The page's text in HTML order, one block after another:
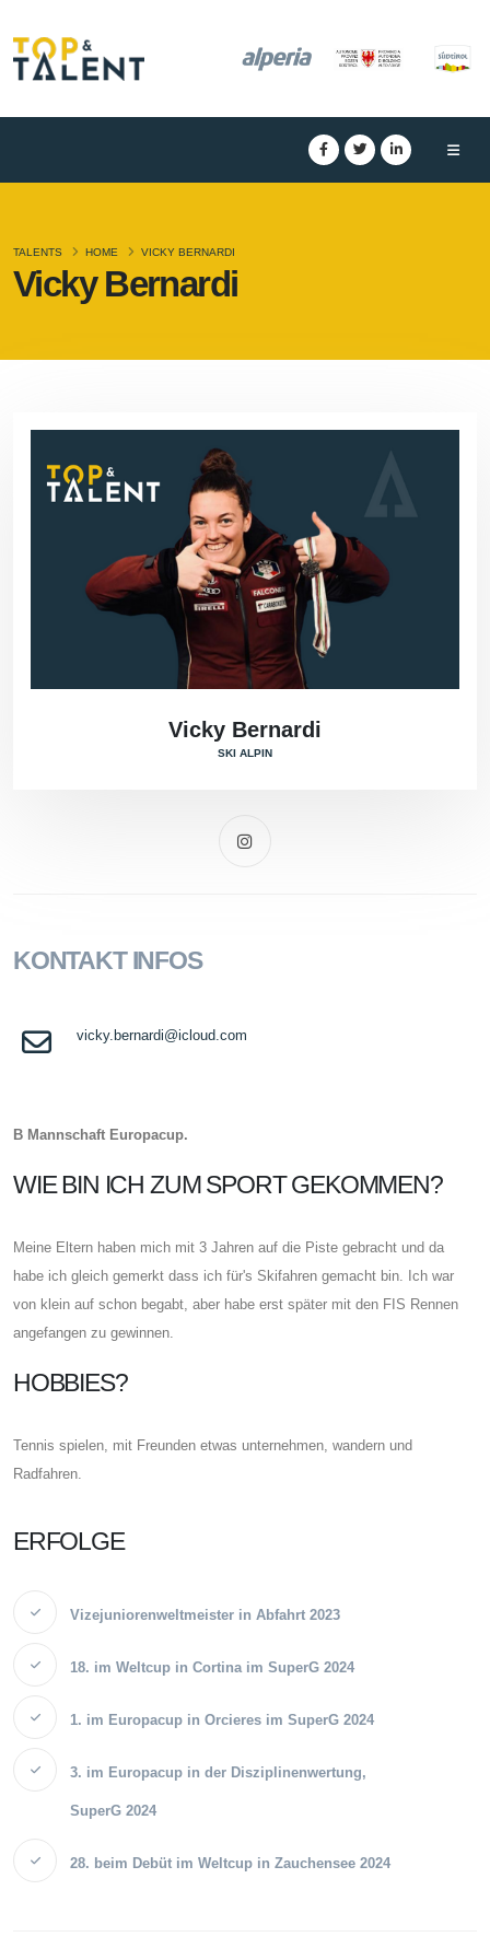
Vicky Bernardi
TALENTS HOME VICKY BERNARDI
Vicky Bernardi
SKI ALPIN
KONTAKT INFOS
vicky.bernardi@icloud.com
B Mannschaft Europacup.
WIE BIN ICH ZUM SPORT GEKOMMEN?
Meine Eltern haben mich mit 3 Jahren auf die Piste gebracht und da
habe ich gleich gemerkt dass ich für's Skifahren gemacht bin. Ich war
von klein auf schon begabt, aber habe erst später mit den FIS Rennen
angefangen zu gewinnen.
HOBBIES?
Tennis spielen, mit Freunden etwas unternehmen, wandern und
Radfahren.
ERFOLGE
Vizejuniorenweltmeister in Abfahrt 2023
18. im Weltcup in Cortina im SuperG 2024
1. im Europacup in Orcieres im SuperG 2024
3. im Europacup in der Disziplinenwertung,
SuperG 2024
28. beim Debüt im Weltcup in Zauchensee 2024